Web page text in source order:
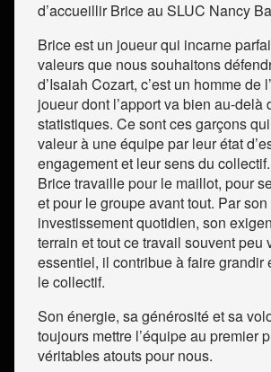
d’accueillir Brice au SLUC Nancy
Brice est un joueur qui incarne
valeurs que nous souhaitons
d’Isaiah Cozart, c’est un homme de
joueur dont l’apport va bien au-delà
statistiques. Ce sont ces garçons
valeur à une équipe par leur état
engagement et leur sens du collectif.
Brice travaille pour le maillot, pour
et pour le groupe avant tout. Par son
investissement quotidien, son
terrain et tout ce travail souvent peu
essentiel, il contribue à faire grandir
le collectif.
Son énergie, sa générosité et sa
toujours mettre l’équipe au premier
véritables atouts pour nous.